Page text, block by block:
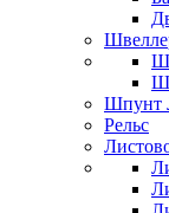
Шпунт
Рельс